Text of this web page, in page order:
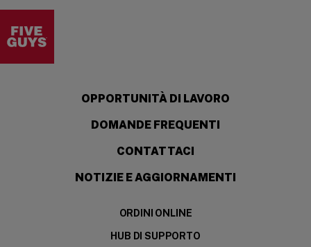
OPPORTUNITÀ DI LAVORO
DOMANDE FREQUENTI
CONTATTACI
NOTIZIE E AGGIORNAMENTI
ORDINI ONLINE
HUB DI SUPPORTO